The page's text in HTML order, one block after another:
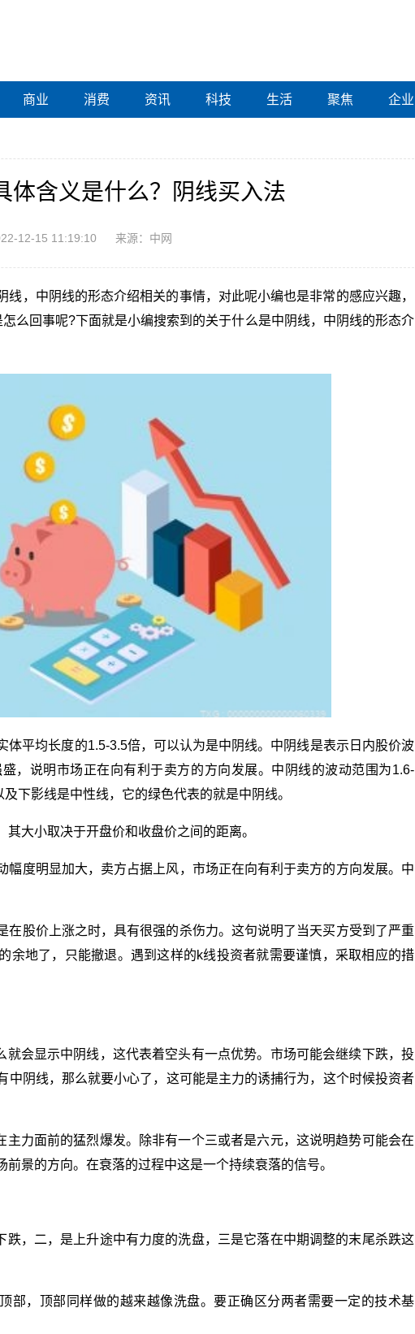
商业 消费 资讯 科技 生活 聚焦 企业
体含义是什么？阴线买入法
12-15 11:19:10 来源：中网
，中阴线的形态介绍相关的事情，对此呢小编也是非常的感应兴趣，
么回事呢?下面就是小编搜索到的关于什么是中阴线，中阴线的形态介
体平均长度的1.5-3.5倍，可以认为是中阴线。中阴线是表示日内股价波
，说明市场正在向有利于卖方的方向发展。中阴线的波动范围为1.6-
下影线是中性线，它的绿色代表的就是中阴线。
大小取决于开盘价和收盘价之间的距离。
幅度明显加大，卖方占据上风，市场正在向有利于卖方的方向发展。中
在股价上涨之时，具有很强的杀伤力。这句说明了当天买方受到了严重
余地了，只能撤退。遇到这样的k线投资者就需要谨慎，采取相应的措
就会显示中阴线，这代表着空头有一点优势。市场可能会继续下跌，投
中阴线，那么就要小心了，这可能是主力的诱捕行为，这个时候投资者
主力面前的猛烈爆发。除非有一个三或者是六元，这说明趋势可能会在
前景的方向。在衰落的过程中这是一个持续衰落的信号。
跌，二，是上升途中有力度的洗盘，三是它落在中期调整的末尾杀跌这
部，顶部同样做的越来越像洗盘。要正确区分两者需要一定的技术基